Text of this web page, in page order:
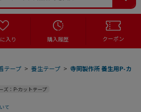
入り 購入履歴 クーポン
テープ > 養生テープ > 寺岡製作所 養生用P-カ
ズ：P-カットテープ
て